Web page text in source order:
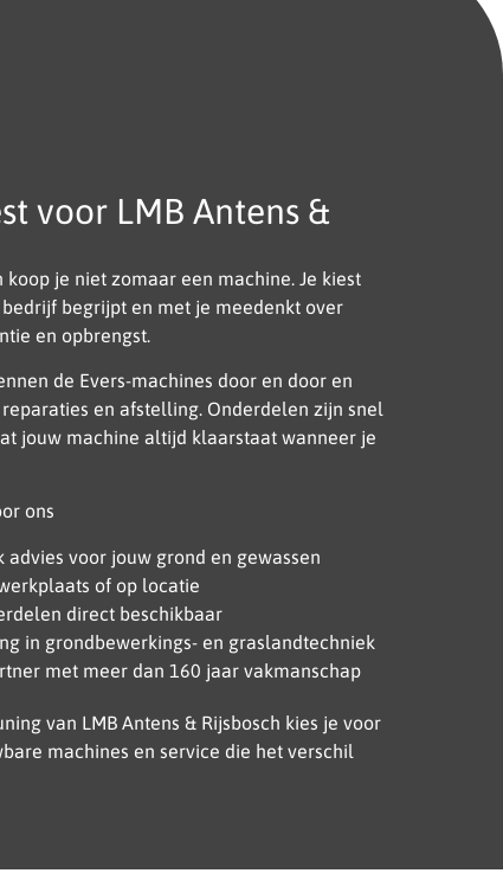
voor LMB Antens &
koop je niet zomaar een machine. Je kiest
begrijpt en met je meedenkt over
en opbrengst.
de Evers-machines door en door en
en afstelling. Onderdelen zijn snel
jouw machine altijd klaarstaat wanneer je
ons
voor jouw grond en gewassen
of op locatie
direct beschikbaar
in grondbewerkings- en graslandtechniek
met meer dan 160 jaar vakmanschap
van LMB Antens & Rijsbosch kies je voor
machines en service die het verschil